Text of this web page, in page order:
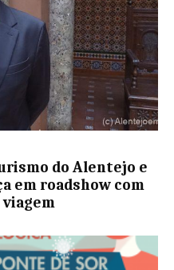
do Alentejo e
em roadshow com
viagem